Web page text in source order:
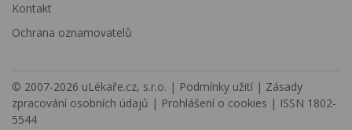
Kontakt
Ochrana oznamovatelů
© 2007-2026 uLékaře.cz, s.r.o. | Podmínky užití | Zásady
zpracování osobních údajů | Prohlášení o cookies | ISSN 1802-
5544